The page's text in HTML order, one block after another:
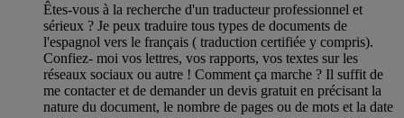
Êtes-vous à la recherche d'un traducteur professionnel et
sérieux ? Je peux traduire tous types de documents de
l'espagnol vers le français ( traduction certifiée y compris).
Confiez- moi vos lettres, vos rapports, vos textes sur les
réseaux sociaux ou autre ! Comment ça marche ? Il suffit de
me contacter et de demander un devis gratuit en précisant la
nature du document, le nombre de pages ou de mots et la date